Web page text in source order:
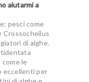
aiutarmi a
pesci come
Crossocheilus
di alghe.
come le
eccellenti per